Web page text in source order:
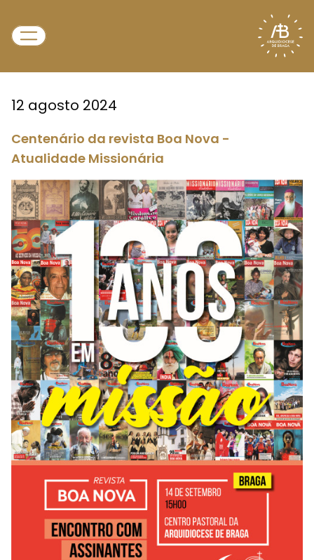
12 agosto 2024
Centenário da revista Boa Nova -
Atualidade Missionária